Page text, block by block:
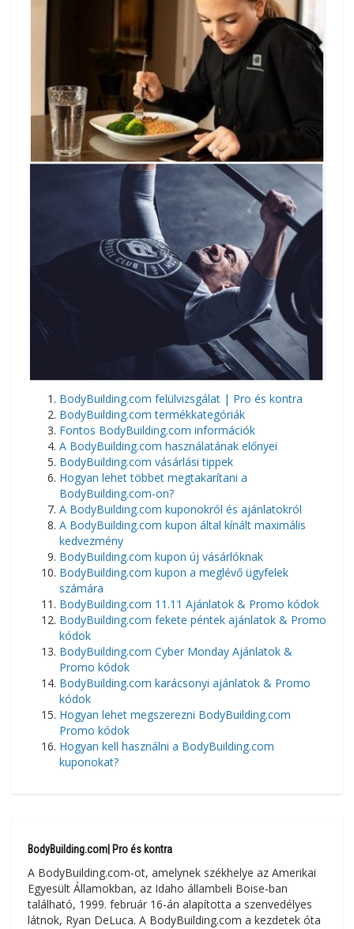
BodyBuilding.com felülvizsgálat | Pro és kontra
BodyBuilding.com termékkategóriák
Fontos BodyBuilding.com információk
A BodyBuilding.com használatának előnyei
BodyBuilding.com vásárlási tippek
Hogyan lehet többet megtakarítani a
BodyBuilding.com-on?
A BodyBuilding.com kuponokról és ajánlatokról
A BodyBuilding.com kupon által kínált maximális
kedvezmény
BodyBuilding.com kupon új vásárlóknak
BodyBuilding.com kupon a meglévő ügyfelek
számára
BodyBuilding.com 11.11 Ajánlatok & Promo kódok
BodyBuilding.com fekete péntek ajánlatok & Promo
kódok
BodyBuilding.com Cyber Monday Ajánlatok &
Promo kódok
BodyBuilding.com karácsonyi ajánlatok & Promo
kódok
Hogyan lehet megszerezni BodyBuilding.com
Promo kódok
Hogyan kell használni a BodyBuilding.com
kuponokat?
BodyBuilding.com| Pro és kontra
A BodyBuilding.com-ot, amelynek székhelye az Amerikai
Egyesült Államokban, az Idaho állambeli Boise-ban
található, 1999. február 16-án alapította a szenvedélyes
látnok, Ryan DeLuca. A BodyBuilding.com a kezdetek óta